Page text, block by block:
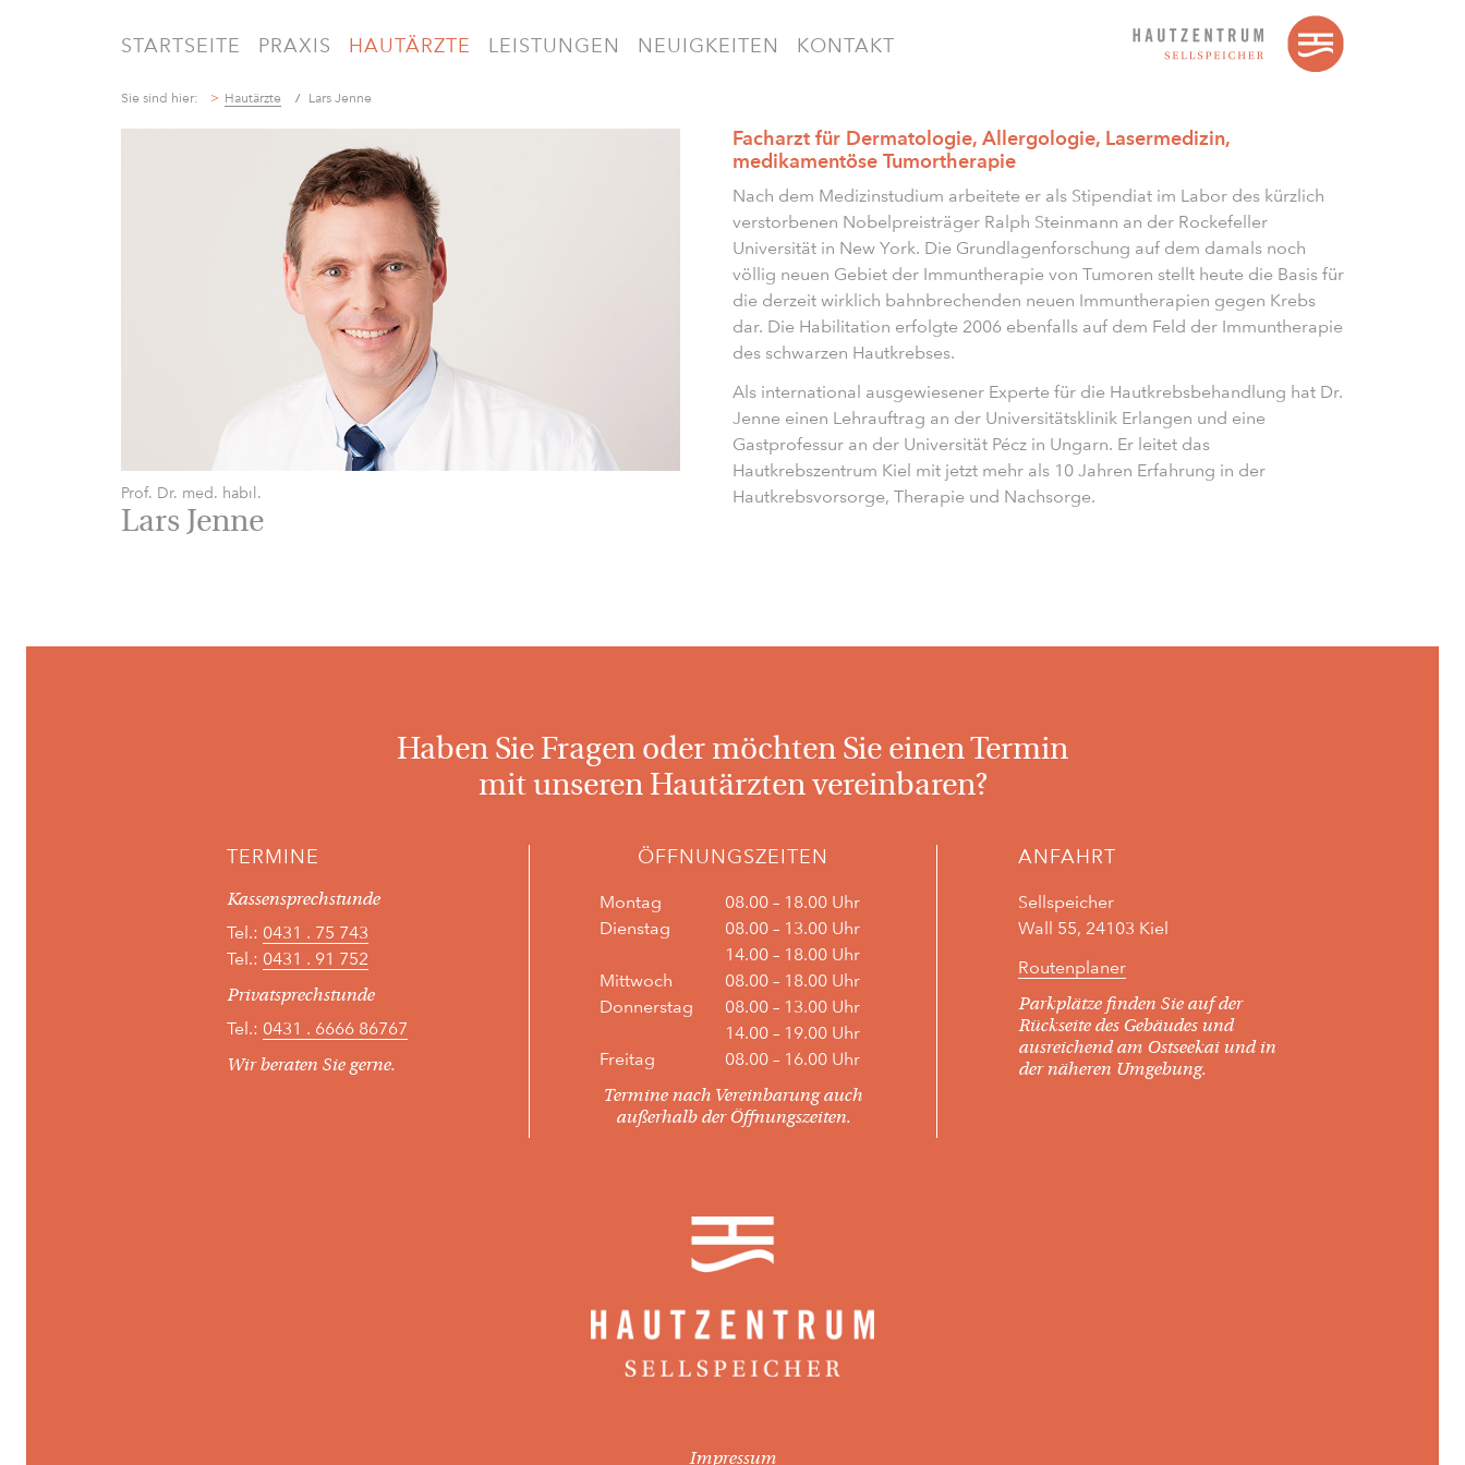
STARTSEITE PRAXIS HAUTÄRZTE LEISTUNGEN NEUIGKEITEN KONTAKT
Sie sind hier: Hautärzte Lars Jenne
Prof. Dr. med. habil.
Lars Jenne
Facharzt für Dermatologie, Allergologie, Lasermedizin,
medikamentöse Tumortherapie
Nach dem Medizinstudium arbeitete er als Stipendiat im Labor des kürzlich
verstorbenen Nobelpreisträger Ralph Steinmann an der Rockefeller
Universität in New York. Die Grundlagenforschung auf dem damals noch
völlig neuen Gebiet der Immuntherapie von Tumoren stellt heute die Basis für
die derzeit wirklich bahnbrechenden neuen Immuntherapien gegen Krebs
dar. Die Habilitation erfolgte 2006 ebenfalls auf dem Feld der Immuntherapie
des schwarzen Hautkrebses.
Als international ausgewiesener Experte für die Hautkrebsbehandlung hat Dr.
Jenne einen Lehrauftrag an der Universitätsklinik Erlangen und eine
Gastprofessur an der Universität Pécz in Ungarn. Er leitet das
Hautkrebszentrum Kiel mit jetzt mehr als 10 Jahren Erfahrung in der
Hautkrebsvorsorge, Therapie und Nachsorge.
Haben Sie Fragen oder möchten Sie einen Termin
mit unseren Hautärzten vereinbaren?
TERMINE
Kassensprechstunde
Tel.: 0431 . 75 743
Tel.: 0431 . 91 752
Privatsprechstunde
Tel.: 0431 . 6666 86767
Wir beraten Sie gerne.
ÖFFNUNGSZEITEN
Montag
08.00 – 18.00 Uhr
Dienstag
08.00 – 13.00 Uhr
14.00 – 18.00 Uhr
Mittwoch
08.00 – 18.00 Uhr
Donnerstag
08.00 – 13.00 Uhr
14.00 – 19.00 Uhr
Freitag
08.00 – 16.00 Uhr
Termine nach Vereinbarung auch
außerhalb der Öffnungszeiten.
ANFAHRT
Sellspeicher
Wall 55, 24103 Kiel
Routenplaner
Parkplätze finden Sie auf der
Rückseite des Gebäudes und
ausreichend am Ostseekai und in
der näheren Umgebung.
Impressum